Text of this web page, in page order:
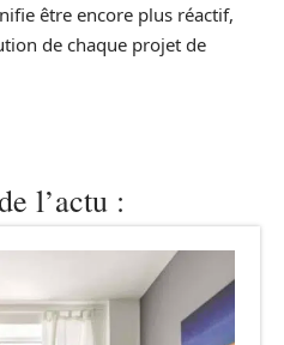
être encore plus réactif,
de chaque projet de
l’actu :